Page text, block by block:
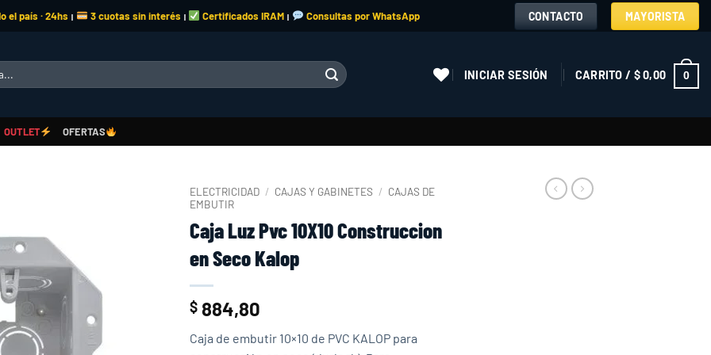
el país · 24hs | 3 cuotas sin interés | Certificados IRAM | Consultas por WhatsApp CONTACTO MAYORISTA
INICIAR SESIÓN CARRITO / $0,00 0
OUTLET OFERTAS
ELECTRICIDAD / CAJAS Y GABINETES / CAJAS DE
EMBUTIR
Caja Luz Pvc 10X10 Construccion
en Seco Kalop
$ 884,80
Caja de embutir 10×10 de PVC KALOP para